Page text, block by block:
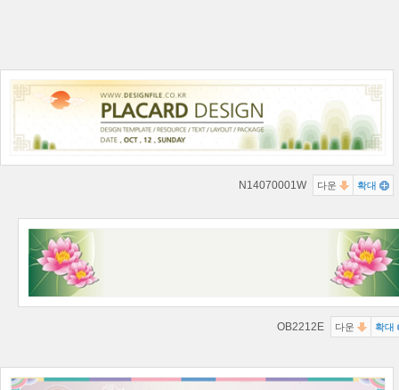
N14070001W 다운 확대
OB2212E 다운 확대